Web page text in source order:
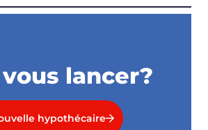
lancer?
hypothécaire